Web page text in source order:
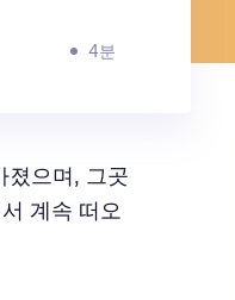
4분
졌으며, 그곳
계속 떠오